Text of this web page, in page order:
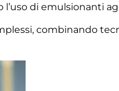
l’uso di emulsionanti
combinando